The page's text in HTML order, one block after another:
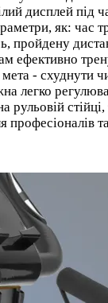
дисплей під
як: час
пройдену
ефективно
мета - схуднути
легко
рульовій
професіоналів